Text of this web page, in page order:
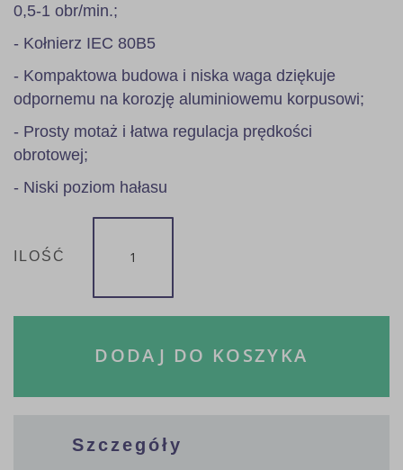
0,5-1 obr/min.;
- Kołnierz IEC 80B5
- Kompaktowa budowa i niska waga dziękuje
odpornemu na korozję aluminiowemu korpusowi;
- Prosty motaż i łatwa regulacja prędkości
obrotowej;
- Niski poziom hałasu
ILOŚĆ
DODAJ DO KOSZYKA
Szczegóły